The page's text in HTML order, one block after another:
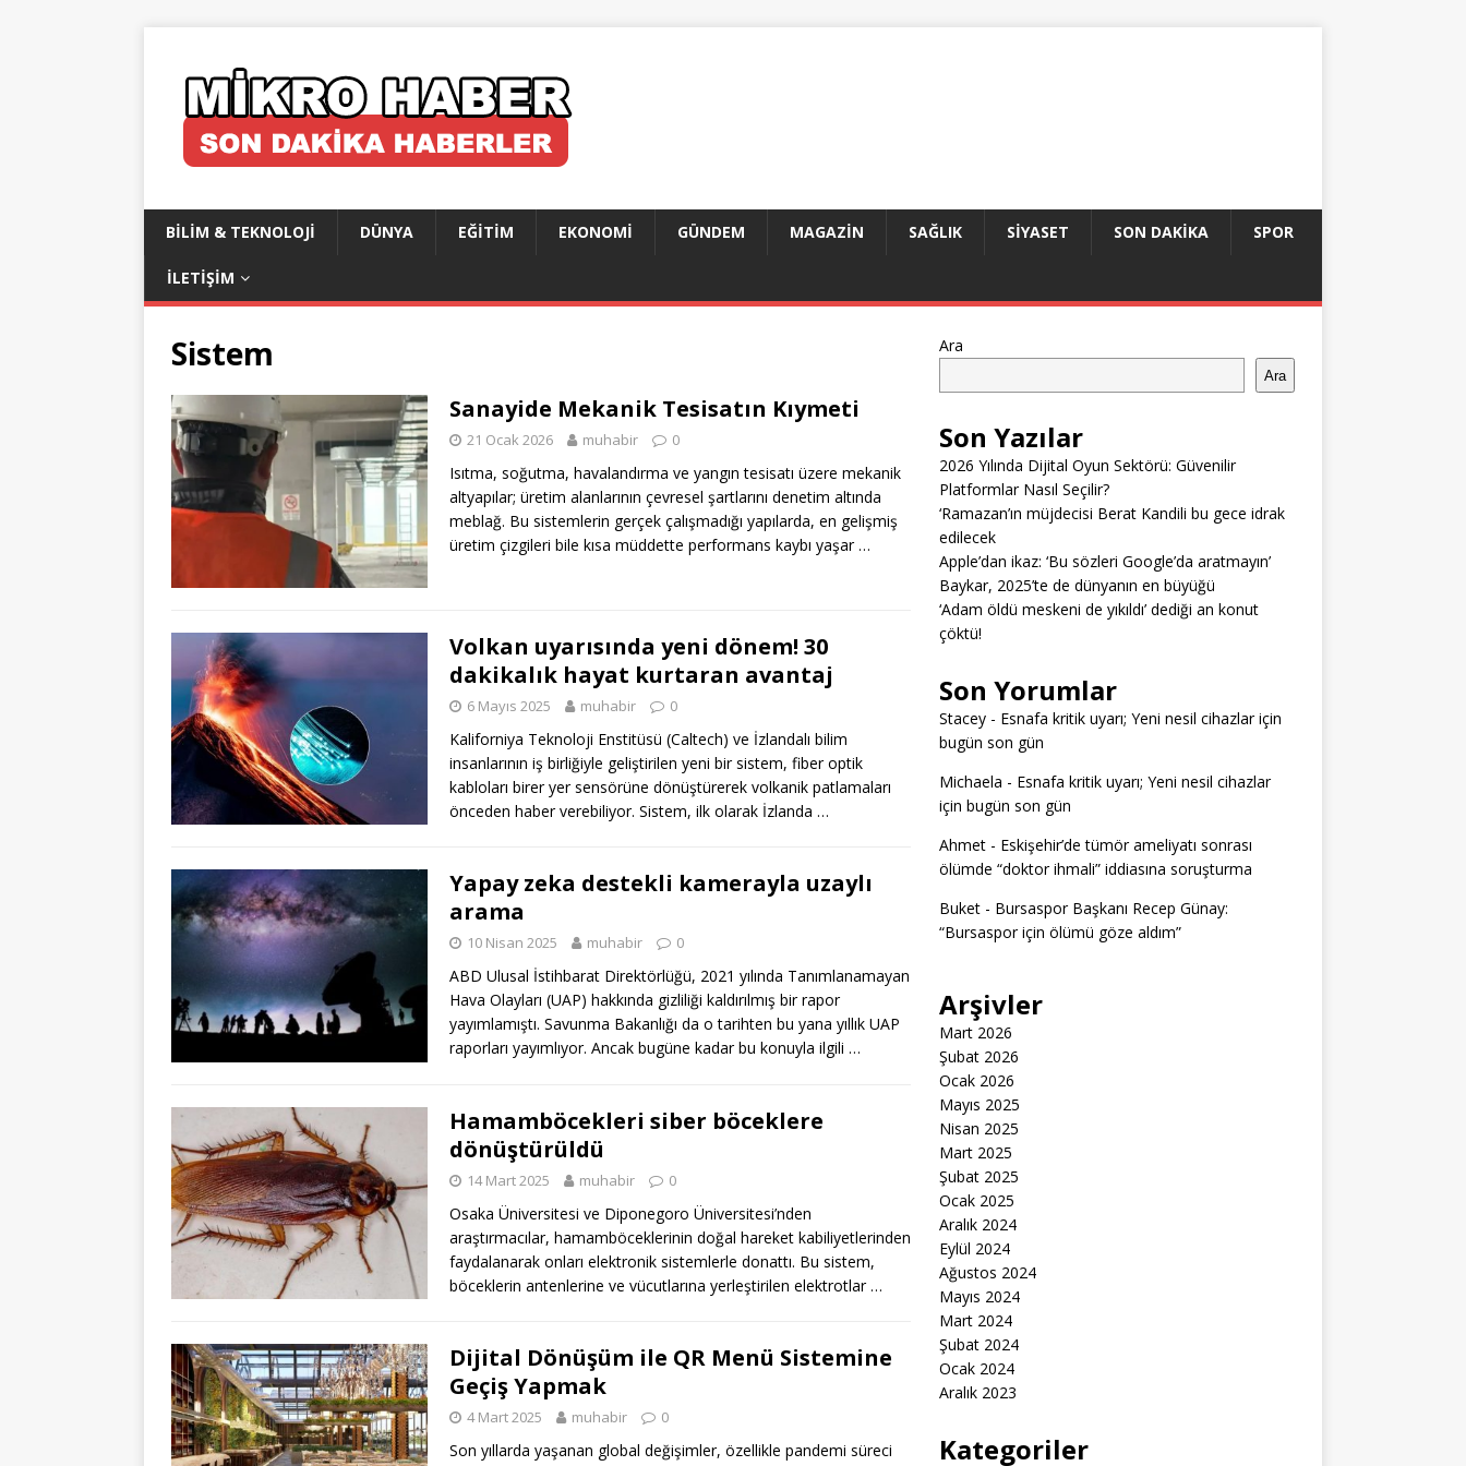
BILIM & TEKNOLOJI DÜNYA EĞITIM EKONOMI GÜNDEM MAGAZIN SAĞLIK SIYASET SON DAKIKA SPOR
İLETIŞIM
Sistem
Sanayide Mekanik Tesisatın Kıymeti
21 Ocak 2026 muhabir 0
Isıtma, soğutma, havalandırma ve yangın tesisatı üzere mekanik
altyapılar; üretim alanlarının çevresel şartlarını denetim altında
meblağ. Bu sistemlerin gerçek çalışmadığı yapılarda, en gelişmiş
üretim çizgileri bile kısa müddette performans kaybı yaşar …
Volkan uyarısında yeni dönem! 30
dakikalık hayat kurtaran avantaj
6 Mayıs 2025 muhabir 0
Kaliforniya Teknoloji Enstitüsü (Caltech) ve İzlandalı bilim
insanlarının iş birliğiyle geliştirilen yeni bir sistem, fiber optik
kabloları birer yer sensörüne dönüştürerek volkanik patlamaları
önceden haber verebiliyor. Sistem, ilk olarak İzlanda …
Yapay zeka destekli kamerayla uzaylı
arama
10 Nisan 2025 muhabir 0
ABD Ulusal İstihbarat Direktörlüğü, 2021 yılında Tanımlanamayan
Hava Olayları (UAP) hakkında gizliliği kaldırılmış bir rapor
yayımlamıştı. Savunma Bakanlığı da o tarihten bu yana yıllık UAP
raporları yayımlıyor. Ancak bugüne kadar bu konuyla ilgili …
Hamamböcekleri siber böceklere
dönüştürüldü
14 Mart 2025 muhabir 0
Osaka Üniversitesi ve Diponegoro Üniversitesi’nden
araştırmacılar, hamamböceklerinin doğal hareket kabiliyetlerinden
faydalanarak onları elektronik sistemlerle donattı. Bu sistem,
böceklerin antenlerine ve vücutlarına yerleştirilen elektrotlar …
Dijital Dönüşüm ile QR Menü Sistemine
Geçiş Yapmak
4 Mart 2025 muhabir 0
Son yıllarda yaşanan global değişimler, özellikle pandemi süreci
Ara
Ara
Son Yazılar
2026 Yılında Dijital Oyun Sektörü: Güvenilir
Platformlar Nasıl Seçilir?
‘Ramazan’ın müjdecisi Berat Kandili bu gece idrak
edilecek
Apple’dan ikaz: ‘Bu sözleri Google’da aratmayın’
Baykar, 2025’te de dünyanın en büyüğü
‘Adam öldü meskeni de yıkıldı’ dediği an konut
çöktü!
Son Yorumlar
Stacey- Esnafa kritik uyarı; Yeni nesil cihazlar için
bugün son gün
Michaela - Esnafa kritik uyarı; Yeni nesil cihazlar
için bugün son gün
Ahmet- Eskişehir’de tümör ameliyatı sonrası
ölümde “doktor ihmali” iddiasına soruşturma
Buket- Bursaspor Başkanı Recep Günay:
“Bursaspor için ölümü göze aldım”
Arşivler
Mart 2026
Şubat 2026
Ocak 2026
Mayıs 2025
Nisan 2025
Mart 2025
Şubat 2025
Ocak 2025
Aralık 2024
Eylül 2024
Ağustos 2024
Mayıs 2024
Mart 2024
Şubat 2024
Ocak 2024
Aralık 2023
Kategoriler